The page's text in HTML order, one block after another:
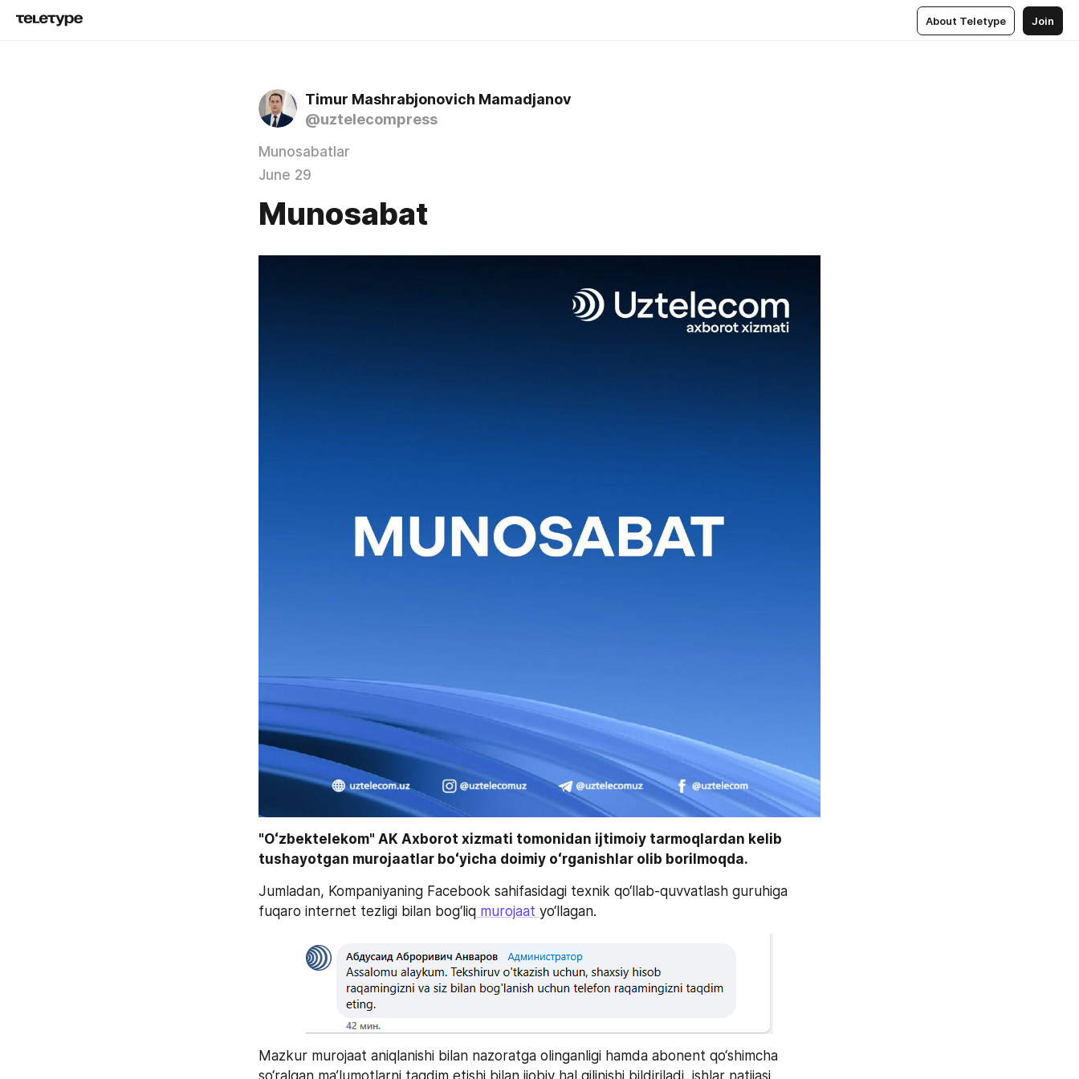
About Teletype Join
Timur Mashrabjonovich Mamadjanov
@uztelecompress
Munosabatlar
June 29
Munosabat
"Oʻzbektelekom" AK Axborot xizmati tomonidan ijtimoiy tarmoqlardan kelib
tushayotgan murojaatlar boʻyicha doimiy oʻrganishlar olib borilmoqda.
Jumladan, Kompaniyaning Facebook sahifasidagi texnik qo‘llab-quvvatlash guruhiga
fuqaro internet tezligi bilan bog‘liq murojaat yo‘llagan.
Mazkur murojaat aniqlanishi bilan nazoratga olinganligi hamda abonent qo‘shimcha
so‘ralgan ma’lumotlarni taqdim etishi bilan ijobiy hal qilinishi bildiriladi, ishlar natijasi